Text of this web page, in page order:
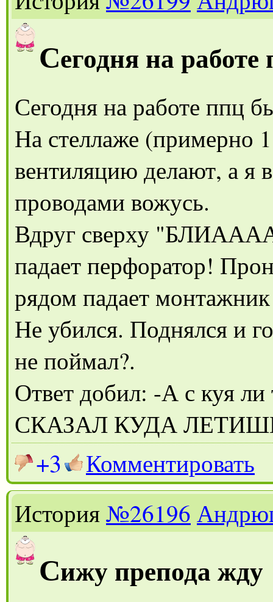
Сегодня на
Сегодня на работе ппц
На стеллаже (примерно
вентиляцию делают, а я
проводами вожусь.
Вдруг сверху
падает перфоратор!
рядом падает
Не убился. Поднялся и
не поймал?.
Ответ добил: -А с куя
СКАЗАЛ КУДА
+3
Комментировать
История№26196
Сижу препода жду